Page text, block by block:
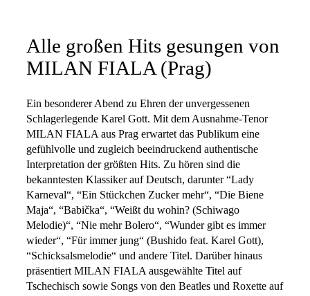
Alle großen Hits gesungen von
MILAN FIALA (Prag)
Ein besonderer Abend zu Ehren der unvergessenen
Schlagerlegende Karel Gott. Mit dem Ausnahme-Tenor
MILAN FIALA aus Prag erwartet das Publikum eine
gefühlvolle und zugleich beeindruckend authentische
Interpretation der größten Hits. Zu hören sind die
bekanntesten Klassiker auf Deutsch, darunter “Lady
Karneval“, “Ein Stückchen Zucker mehr“, “Die Biene
Maja“, “Babička“, “Weißt du wohin? (Schiwago
Melodie)“, “Nie mehr Bolero“, “Wunder gibt es immer
wieder“, “Für immer jung“ (Bushido feat. Karel Gott),
“Schicksalsmelodie“ und andere Titel. Darüber hinaus
präsentiert MILAN FIALA ausgewählte Titel auf
Tschechisch sowie Songs von den Beatles und Roxette auf